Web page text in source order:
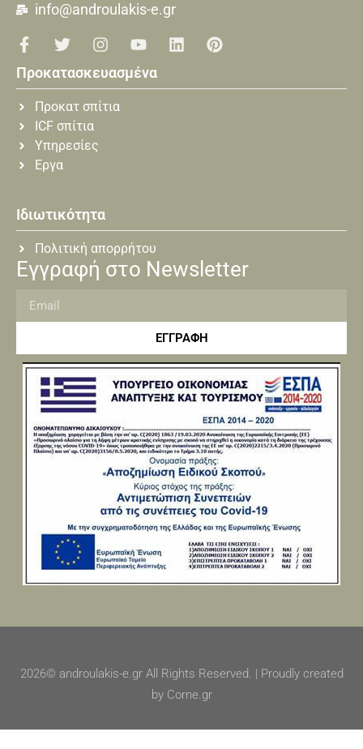
info@androulakis-e.gr
Προκατασκευασμένα
Προκατ σπίτια
ICF σπίτια
Υπηρεσίες
Εργα
Ιδιωτικότητα
Πολιτική απορρήτου
Εγγραφή στο Newsletter
ΕΓΓΡΑΦΗ
2026© androulakis-e.gr All Rights Reserved. | Proudly created
by Corne.gr